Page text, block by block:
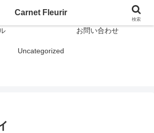
お問い合わせ
Uncategorized
Carnet Fleurir
検索